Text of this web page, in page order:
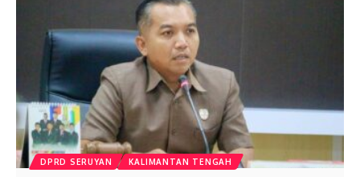
DPRD SERUYAN KALIMANTAN TENGAH